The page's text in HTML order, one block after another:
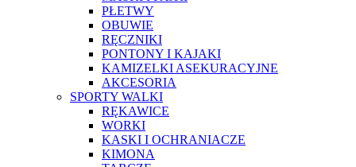
PŁETWY
OBUWIE
RĘCZNIKI
PONTONY I KAJAKI
KAMIZELKI ASEKURACYJNE
AKCESORIA
SPORTY WALKI
RĘKAWICE
WORKI
KASKI I OCHRANIACZE
KIMONA